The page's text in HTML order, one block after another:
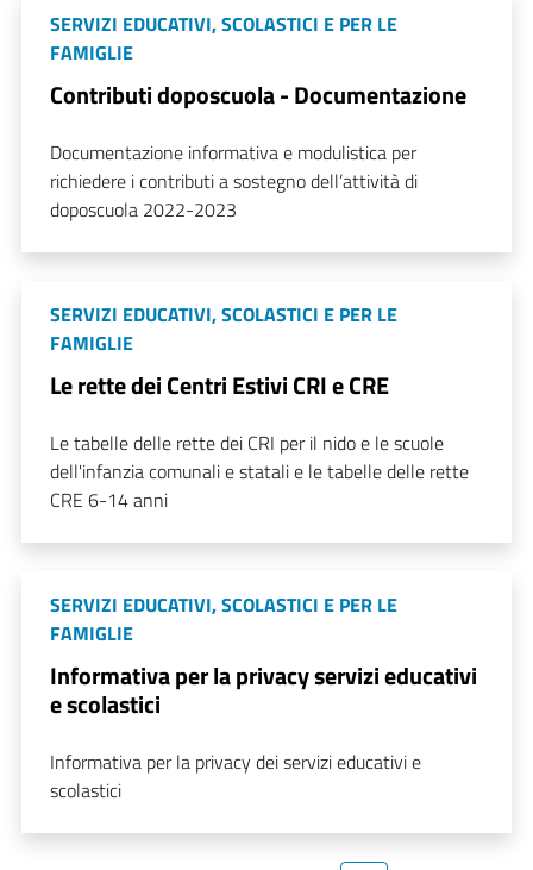
SERVIZI EDUCATIVI, SCOLASTICI E PER LE
FAMIGLIE
Contributi doposcuola - Documentazione
Documentazione informativa e modulistica per
richiedere i contributi a sostegno dell’attività di
doposcuola 2022-2023
SERVIZI EDUCATIVI, SCOLASTICI E PER LE
FAMIGLIE
Le rette dei Centri Estivi CRI e CRE
Le tabelle delle rette dei CRI per il nido e le scuole
dell'infanzia comunali e statali e le tabelle delle rette
CRE 6-14 anni
SERVIZI EDUCATIVI, SCOLASTICI E PER LE
FAMIGLIE
Informativa per la privacy servizi educativi
e scolastici
Informativa per la privacy dei servizi educativi e
scolastici